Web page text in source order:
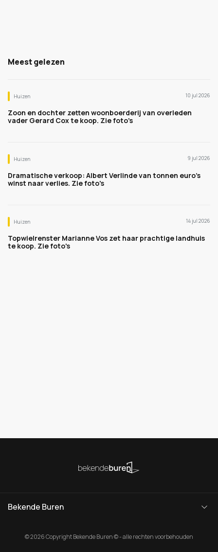
Meest gelezen
Huizen 10 jul 2026
Zoon en dochter zetten woonboerderij van overleden
vader Gerard Cox te koop. Zie foto's
Huizen 9 jul 2026
Dramatische verkoop: Albert Verlinde van tonnen euro's
winst naar verlies. Zie foto's
Huizen 14 jul 2026
Topwielrenster Marianne Vos zet haar prachtige landhuis
te koop. Zie foto's
Bekende Buren
© 2026 Copyright Bekende Buren © - alle rechten voorbehouden